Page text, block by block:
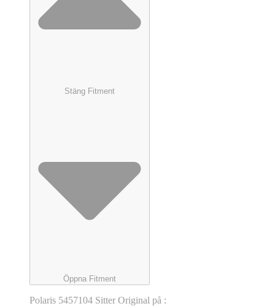
Stäng Fitment
Öppna Fitment
Polaris 5457104 Sitter Original på :